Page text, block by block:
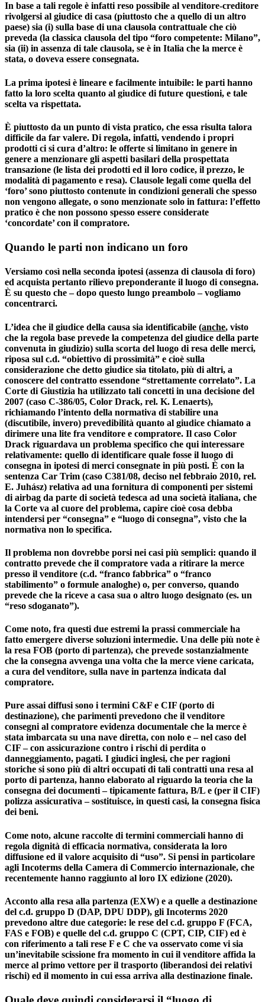
In base a tali regole è infatti reso possibile al venditore-creditore
rivolgersi al giudice di casa (piuttosto che a quello di un altro
paese) sia (i) sulla base di una clausola contrattuale che ciò
preveda (la classica clausola del tipo “foro competente: Milano”,
sia (ii) in assenza di tale clausola, se è in Italia che la merce è
stata, o doveva essere consegnata.
La prima ipotesi è lineare e facilmente intuibile: le parti hanno
fatto la loro scelta quanto al giudice di future questioni, e tale
scelta va rispettata.
È piuttosto da un punto di vista pratico, che essa risulta talora
difficile da far valere. Di regola, infatti, vendendo i propri
prodotti ci si cura d’altro: le offerte si limitano in genere in
genere a menzionare gli aspetti basilari della prospettata
transazione (le lista dei prodotti ed il loro codice, il prezzo, le
modalità di pagamento e resa). Clausole legali come quella del
‘foro’ sono piuttosto contenute in condizioni generali che spesso
non vengono allegate, o sono menzionate solo in fattura: l’effetto
pratico è che non possono spesso essere considerate
‘concordate’ con il compratore.
Quando le parti non indicano un foro
Versiamo così nella seconda ipotesi (assenza di clausola di foro)
ed acquista pertanto rilievo preponderante il luogo di consegna.
È su questo che – dopo questo lungo preambolo – vogliamo
concentrarci.
L’idea che il giudice della causa sia identificabile (anche, visto
che la regola base prevede la competenza del giudice della parte
convenuta in giudizio) sulla scorta del luogo di resa delle merci,
riposa sul c.d. “obiettivo di prossimità” e cioè sulla
considerazione che detto giudice sia titolato, più di altri, a
conoscere del contratto essendone “strettamente correlato”. La
Corte di Giustizia ha utilizzato tali concetti in una decisione del
2007 (caso C-386/05, Color Drack, rel. K. Lenaerts),
richiamando l’intento della normativa di stabilire una
(discutibile, invero) prevedibilità quanto al giudice chiamato a
dirimere una lite fra venditore e compratore. Il caso Color
Drack riguardava un problema specifico che qui interessare
relativamente: quello di identificare quale fosse il luogo di
consegna in ipotesi di merci consegnate in più posti. È con la
sentenza Car Trim (caso C381/08, deciso nel febbraio 2010, rel.
E. Juhász) relativa ad una fornitura di componenti per sistemi
di airbag da parte di società tedesca ad una società italiana, che
la Corte va al cuore del problema, capire cioè cosa debba
intendersi per “consegna” e “luogo di consegna”, visto che la
normativa non lo specifica.
Il problema non dovrebbe porsi nei casi più semplici: quando il
contratto prevede che il compratore vada a ritirare la merce
presso il venditore (c.d. “franco fabbrica” o “franco
stabilimento” o formule analoghe) o, per converso, quando
prevede che la riceve a casa sua o altro luogo designato (es. un
“reso sdoganato”).
Come noto, fra questi due estremi la prassi commerciale ha
fatto emergere diverse soluzioni intermedie. Una delle più note è
la resa FOB (porto di partenza), che prevede sostanzialmente
che la consegna avvenga una volta che la merce viene caricata,
a cura del venditore, sulla nave in partenza indicata dal
compratore.
Pure assai diffusi sono i termini C&F e CIF (porto di
destinazione), che parimenti prevedono che il venditore
consegni al compratore evidenza documentale che la merce è
stata imbarcata su una nave diretta, con nolo e – nel caso del
CIF – con assicurazione contro i rischi di perdita o
danneggiamento, pagati. I giudici inglesi, che per ragioni
storiche si sono più di altri occupati di tali contratti una resa al
porto di partenza, hanno elaborato al riguardo la teoria che la
consegna dei documenti – tipicamente fattura, B/L e (per il CIF)
polizza assicurativa – sostituisce, in questi casi, la consegna fisica
dei beni.
Come noto, alcune raccolte di termini commerciali hanno di
regola dignità di efficacia normativa, considerata la loro
diffusione ed il valore acquisito di “uso”. Si pensi in particolare
agli Incoterms della Camera di Commercio internazionale, che
recentemente hanno raggiunto al loro IX edizione (2020).
Acconto alla resa alla partenza (EXW) e a quelle a destinazione
del c.d. gruppo D (DAP, DPU DDP), gli Incoterms 2020
prevedono altre due categorie: le rese del c.d. gruppo F (FCA,
FAS e FOB) e quelle del c.d. gruppo C (CPT, CIP, CIF) ed è
con riferimento a tali rese F e C che va osservato come vi sia
un’inevitabile scissione fra momento in cui il venditore affida la
merce al primo vettore per il trasporto (liberandosi dei relativi
rischi) ed il momento in cui essa arriva alla destinazione finale.